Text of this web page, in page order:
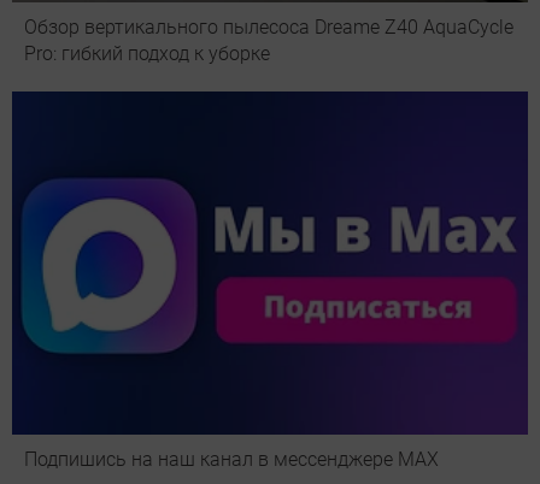
Обзор вертикального пылесоса Dreame Z40 AquaCycle
Pro: гибкий подход к уборке
Подпишись на наш канал в мессенджере МАХ